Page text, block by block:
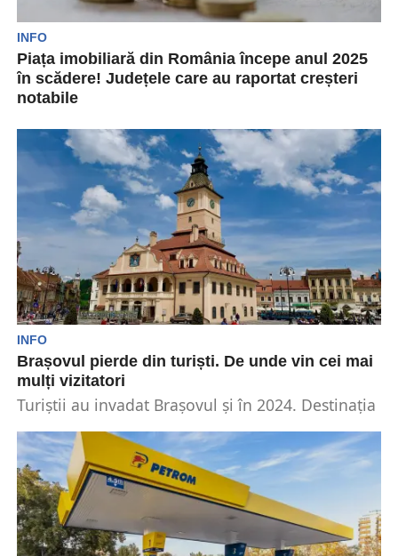
INFO
Piața imobiliară din România începe anul 2025
în scădere! Județele care au raportat creșteri
notabile
activității pe piața imobiliară din România,
comparativ cu aceeași...
INFO
Brașovul pierde din turiști. De unde vin cei mai
mulți vizitatori
Turiștii au invadat Brașovul și în 2024. Destinația